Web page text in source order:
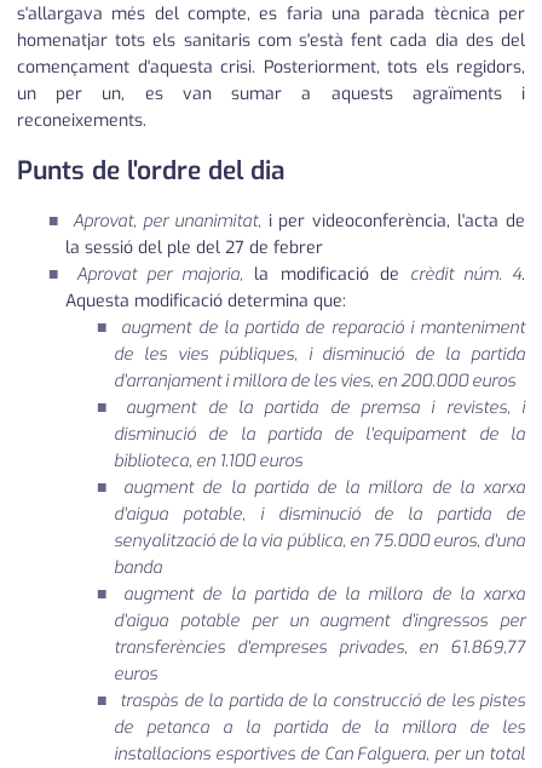
s'allargava més del compte, es faria una parada tècnica per
homenatjar tots els sanitaris com s'està fent cada dia des del
començament d'aquesta crisi. Posteriorment, tots els regidors,
un per un, es van sumar a aquests agraïments i
reconeixements.
Punts de l'ordre del dia
Aprovat, per unanimitat, i per videoconferència, l'acta de
la sessió del ple del 27 de febrer
Aprovat per majoria, la modificació de crèdit núm. 4.
Aquesta modificació determina que:
augment de la partida de reparació i manteniment
de les vies públiques, i disminució de la partida
d'arranjament i millora de les vies, en 200.000 euros
augment de la partida de premsa i revistes, i
disminució de la partida de l'equipament de la
biblioteca, en 1.100 euros
augment de la partida de la millora de la xarxa
d'aigua potable, i disminució de la partida de
senyalització de la via pública, en 75.000 euros, d'una
banda
augment de la partida de la millora de la xarxa
d'aigua potable per un augment d'ingressos per
transferències d'empreses privades, en 61.869,77
euros
traspàs de la partida de la construcció de les pistes
de petanca a la partida de la millora de les
instal·lacions esportives de Can Falguera, per un total